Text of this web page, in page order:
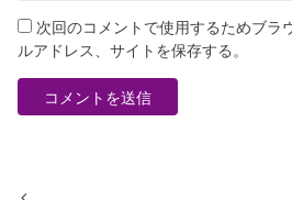
次回のコメントで使用するためブラ
ルアドレス、サイトを保存する。